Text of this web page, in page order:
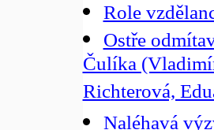
Role
Ostře
Čulíka
Richterová,
Naléhavá